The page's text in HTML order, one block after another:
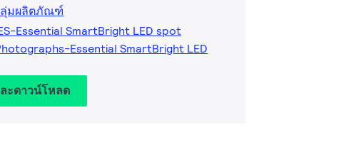
มผลิตภัณฑ์
Essential SmartBright LED spot
Essential SmartBright LED
ะดาวน์โหลด